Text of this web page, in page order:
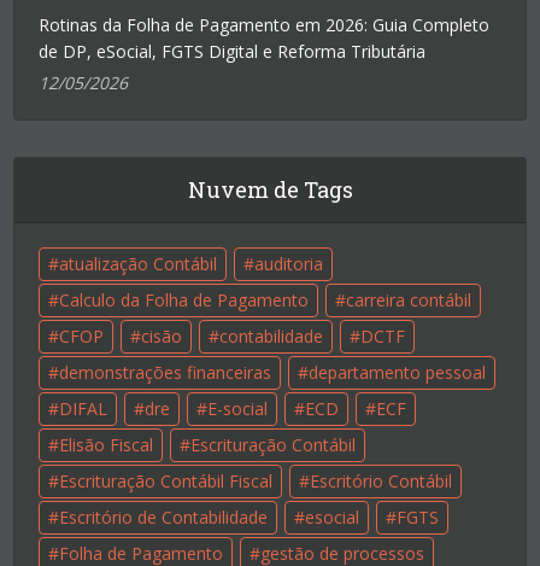
Rotinas da Folha de Pagamento em 2026: Guia Completo
de DP, eSocial, FGTS Digital e Reforma Tributária
12/05/2026
Nuvem de Tags
atualização Contábil
auditoria
Calculo da Folha de Pagamento
carreira contábil
CFOP
cisão contabilidade
DCTF
demonstrações financeiras
departamento pessoal
DIFAL
dre E-social ECD
ECF
Elisão Fiscal
Escrituração Contábil
Escrituração Contábil Fiscal
Escritório Contábil
Escritório de Contabilidade
esocial
FGTS
Folha de Pagamento
gestão de processos